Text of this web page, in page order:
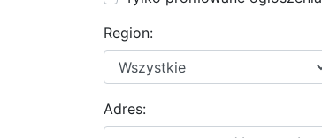
Region:
Adres: